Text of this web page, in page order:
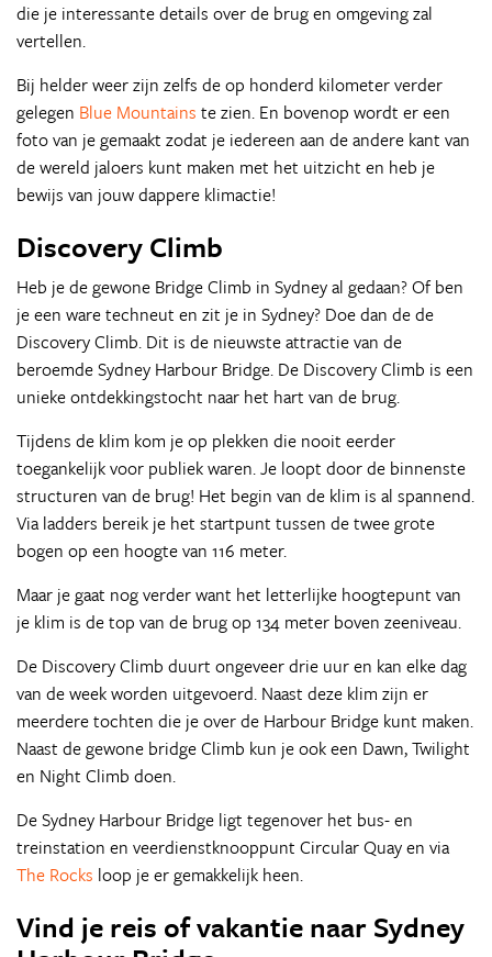
die je interessante details over de brug en omgeving zal
vertellen.
Bij helder weer zijn zelfs de op honderd kilometer verder
gelegen Blue Mountains te zien. En bovenop wordt er een
foto van je gemaakt zodat je iedereen aan de andere kant van
de wereld jaloers kunt maken met het uitzicht en heb je
bewijs van jouw dappere klimactie!
Discovery Climb
Heb je de gewone Bridge Climb in Sydney al gedaan? Of ben
je een ware techneut en zit je in Sydney? Doe dan de de
Discovery Climb. Dit is de nieuwste attractie van de
beroemde Sydney Harbour Bridge. De Discovery Climb is een
unieke ontdekkingstocht naar het hart van de brug.
Tijdens de klim kom je op plekken die nooit eerder
toegankelijk voor publiek waren. Je loopt door de binnenste
structuren van de brug! Het begin van de klim is al spannend.
Via ladders bereik je het startpunt tussen de twee grote
bogen op een hoogte van 116 meter.
Maar je gaat nog verder want het letterlijke hoogtepunt van
je klim is de top van de brug op 134 meter boven zeeniveau.
De Discovery Climb duurt ongeveer drie uur en kan elke dag
van de week worden uitgevoerd. Naast deze klim zijn er
meerdere tochten die je over de Harbour Bridge kunt maken.
Naast de gewone bridge Climb kun je ook een Dawn, Twilight
en Night Climb doen.
De Sydney Harbour Bridge ligt tegenover het bus- en
treinstation en veerdienstknooppunt Circular Quay en via
The Rocks loop je er gemakkelijk heen.
Vind je reis of vakantie naar Sydney